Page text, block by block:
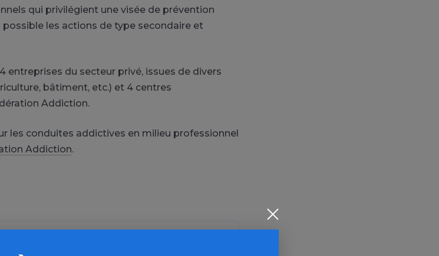
qui privilégient une visée de prévention
les actions de type secondaire et
entreprises du secteur privé, issues de divers
bâtiment, etc.) et 4 centres
Addiction.
les conduites addictives en milieu professionnel
Addiction.